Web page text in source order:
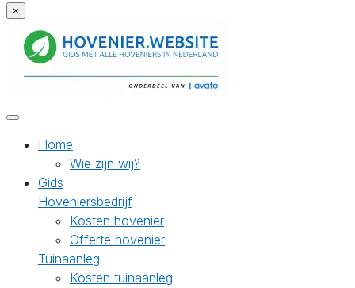
×
Home
Wie zijn wij?
Gids
Hoveniersbedrijf
Kosten hovenier
Offerte hovenier
Tuinaanleg
Kosten tuinaanleg